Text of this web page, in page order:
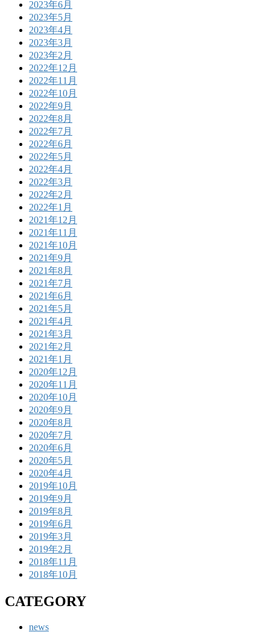
2023年6月
2023年5月
2023年4月
2023年3月
2023年2月
2022年12月
2022年11月
2022年10月
2022年9月
2022年8月
2022年7月
2022年6月
2022年5月
2022年4月
2022年3月
2022年2月
2022年1月
2021年12月
2021年11月
2021年10月
2021年9月
2021年8月
2021年7月
2021年6月
2021年5月
2021年4月
2021年3月
2021年2月
2021年1月
2020年12月
2020年11月
2020年10月
2020年9月
2020年8月
2020年7月
2020年6月
2020年5月
2020年4月
2019年10月
2019年9月
2019年8月
2019年6月
2019年3月
2019年2月
2018年11月
2018年10月
CATEGORY
news